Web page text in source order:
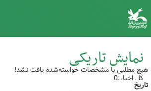
نمایش تاریکی
کل اخبار:0
هیچ مطلبی با مشخصات خواسته‌شده یافت نشد!
تاریخ